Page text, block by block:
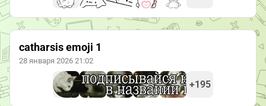
catharsis emoji 1
28 января 2026 21:02
+195